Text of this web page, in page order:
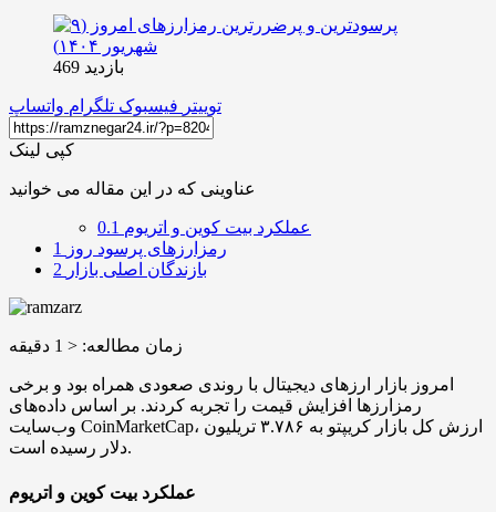
بازدید 469
توییتر فیسبوک تلگرام واتساپ
کپی لینک
عناوینی که در این مقاله می خوانید
0.1 عملکرد بیت کوین و اتریوم
1
رمزارزهای پرسود روز
2 بازندگان اصلی بازار
زمان مطالعه: < 1 دقیقه
امروز بازار ارزهای دیجیتال با روندی صعودی همراه بود و برخی
رمزارزها افزایش قیمت را تجربه کردند. بر اساس داده‌های
وب‌سایت CoinMarketCap، ارزش کل بازار کریپتو به ۳.۷۸۶ تریلیون
دلار رسیده است.
عملکرد بیت کوین و اتریوم